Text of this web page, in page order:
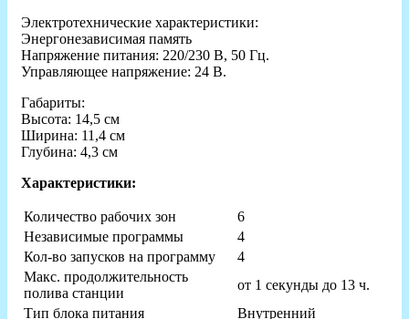
Электротехнические характеристики:
Энергонезависимая память
Напряжение питания: 220/230 В, 50 Гц.
Управляющее напряжение: 24 В.
Габариты:
Высота: 14,5 см
Ширина: 11,4 см
Глубина: 4,3 см
Характеристики:
Количество рабочих зон
6
Независимые программы
4
Кол-во запусков на программу
4
Макс. продолжительность
полива станции
от 1 секунды до 13 ч.
Тип блока питания
Внутренний